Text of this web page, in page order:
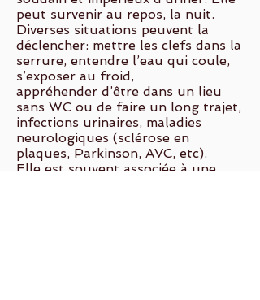
peut survenir au repos, la nuit.
Diverses situations peuvent la
déclencher: mettre les clefs dans la
serrure, entendre l’eau qui coule,
s’exposer au froid,
appréhender d’être dans un lieu
sans WC ou de faire un long trajet,
infections urinaires, maladies
neurologiques (sclérose en
plaques, Parkinson, AVC, etc).
Elle est souvent associée à une